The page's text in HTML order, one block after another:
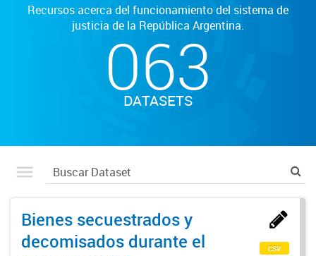
Recursos acerca del funcionamiento del sistema de
justicia de la República Argentina.
063
DATASETS
Bienes secuestrados y
decomisados durante el
csv